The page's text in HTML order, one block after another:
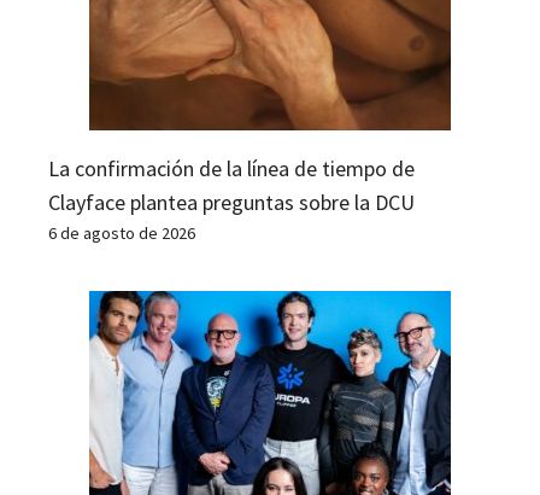
La confirmación de la línea de tiempo de
Clayface plantea preguntas sobre la DCU
6 de agosto de 2026